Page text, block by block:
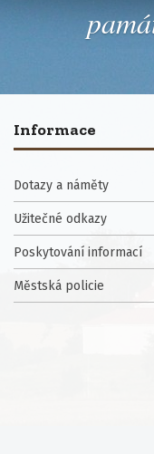
Informace
Dotazy a náměty
Užitečné odkazy
Poskytování informací
Městská policie